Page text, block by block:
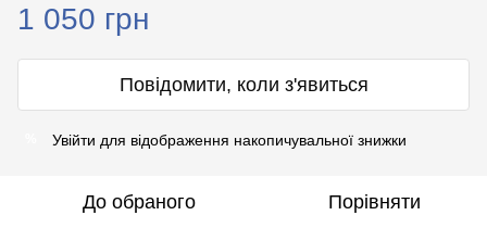
1 050 грн
Повідомити, коли з'явиться
Увійти для відображення накопичувальної знижки
До обраного Порівняти